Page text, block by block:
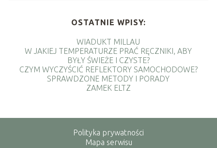
OSTATNIE WPISY:
WIADUKT MILLAU
W JAKIEJ TEMPERATURZE PRAĆ RĘCZNIKI, ABY
BYŁY ŚWIEŻE I CZYSTE?
CZYM WYCZYŚCIĆ REFLEKTORY SAMOCHODOWE?
SPRAWDZONE METODY I PORADY
ZAMEK ELTZ
Polityka prywatności
Mapa serwisu